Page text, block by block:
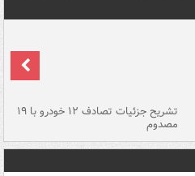
تشریح جزئیات تصادف ۱۲ خودرو با ۱۹
مصدوم